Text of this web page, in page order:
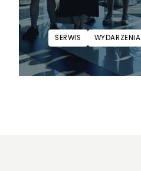
SERWIS WYDARZENIA